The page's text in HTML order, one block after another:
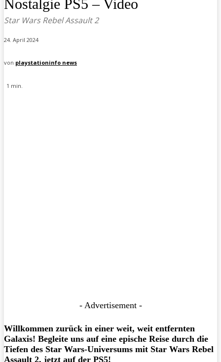
Nostalgie PS5 – Video
Star Wars Rebel Assault 2
24. April 2024
von playstationinfo news
1 min.
- Advertisement -
Willkommen zurück in einer weit, weit entfernten
Galaxis! Begleite uns auf eine epische Reise durch die
Tiefen des Star Wars-Universums mit Star Wars Rebel
Assault 2, jetzt auf der PS5!